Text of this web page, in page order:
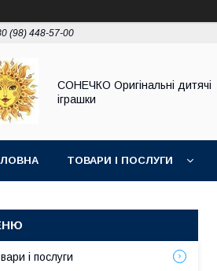
(98) 448-57-00
СОНЕЧКО Оригінальні дитячі
іграшки
ТОВАРИ І ПОСЛУГИ
і послуги